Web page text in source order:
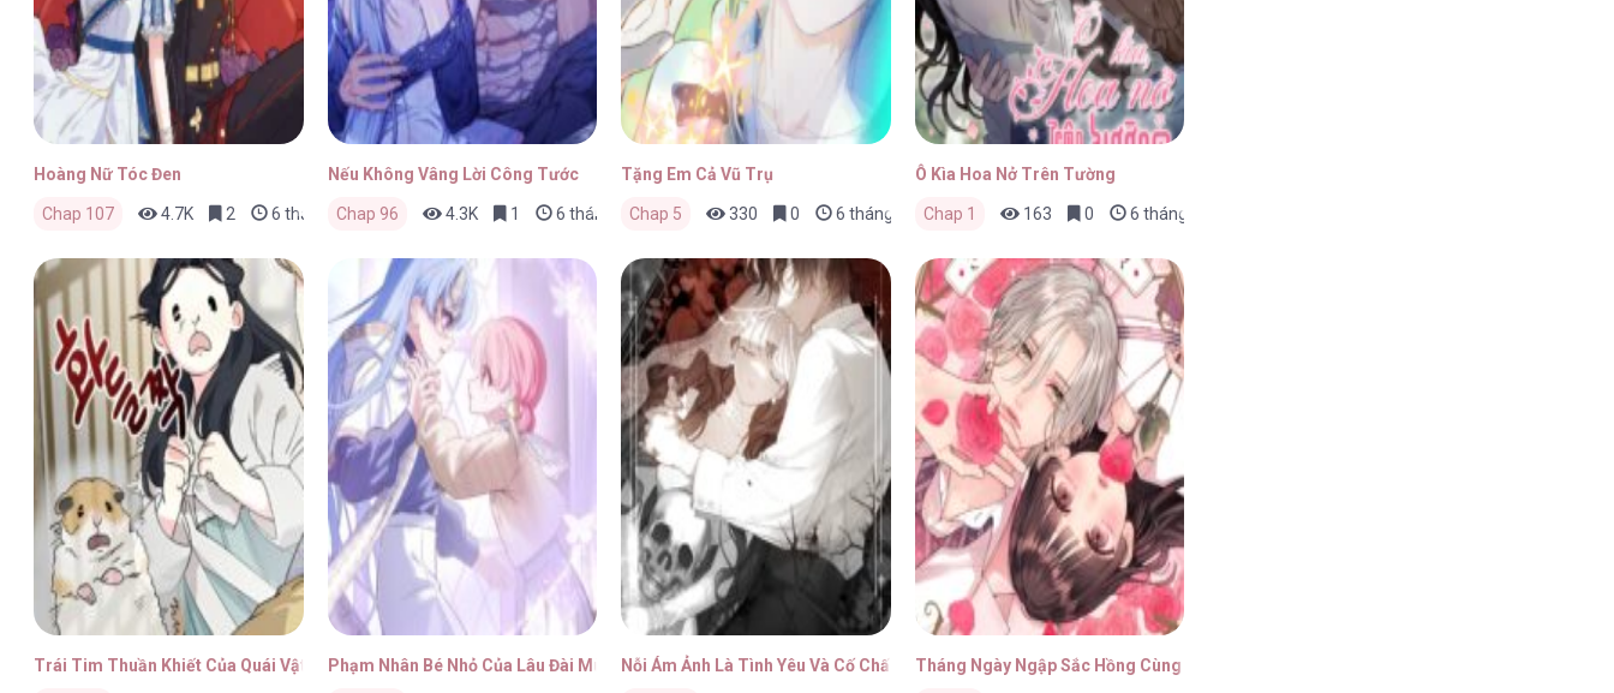
Hoàng Nữ Tóc Đen
Chap 107 4.7K 2 6 tháng trước
Nếu Không Vâng Lời Công Tước
Chap 96 4.3K 1 6 tháng trước
Tặng Em Cả Vũ Trụ
Chap 5 330 0 6 tháng trước
Ô Kìa Hoa Nở Trên Tường
Chap 1 163 0 6 tháng trước
Trái Tim Thuần Khiết Của Quái Vật Phạm Nhân Bé Nhỏ Của Lâu Đài Mùa ĐôngNỗi Ám Ảnh Là Tình Yêu Và Cố Chấp Tháng Ngày Ngập Sắc Hồng Cùng Người